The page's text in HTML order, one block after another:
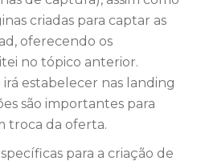
criadas para captar as
oferecendo os
no tópico anterior.
estabelecer nas landing
são importantes para
troca da oferta.
para a criação de